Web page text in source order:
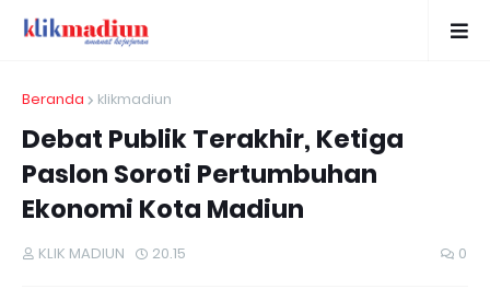
Beranda klikmadiun
Debat Publik Terakhir, Ketiga
Paslon Soroti Pertumbuhan
Ekonomi Kota Madiun
KLIK MADIUN 20.15 0